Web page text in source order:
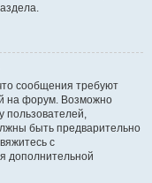
сообщения требуют
на форум. Возможно
пользователей,
быть предварительно
с
дополнительной